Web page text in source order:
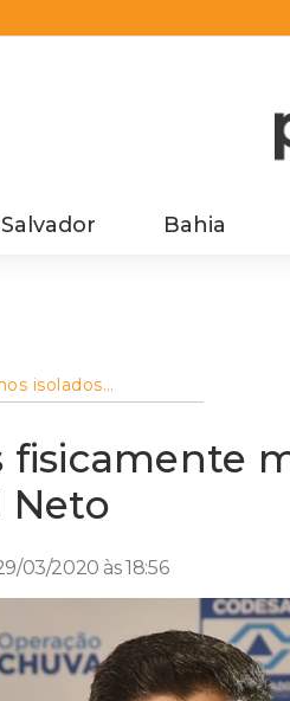
Salvador Bahia
isolados
mas juntos no
objetivo", diz ACM
fisicamente
Neto
03/2020 às 18:56